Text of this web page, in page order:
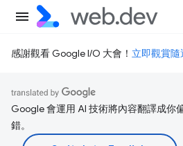
感謝觀看 Google I/O 大會！ 立即觀賞隨
Google 會運用 AI 技術將內容翻譯成你
錯。